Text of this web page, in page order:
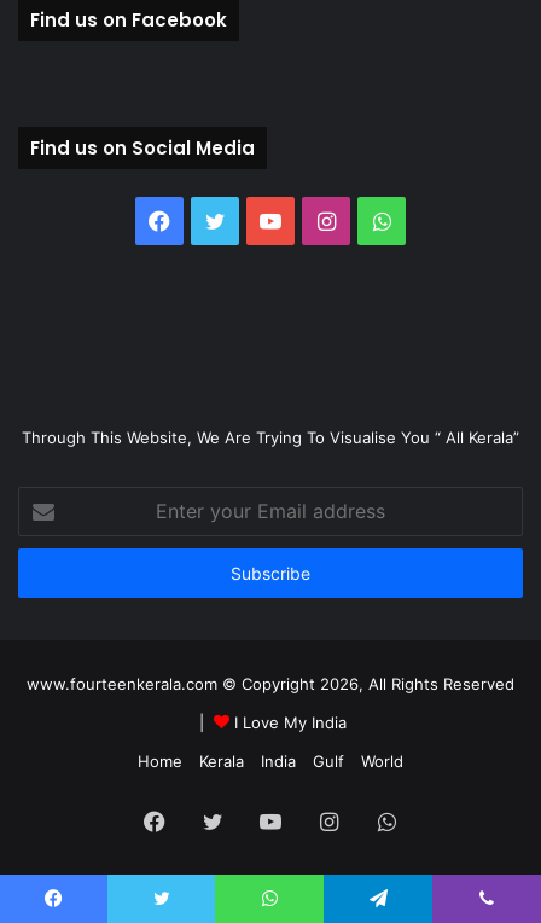
Find us on Facebook
Find us on Social Media
Facebook
TwitterYouTubeInstagramWhatsApp
Through This Website, We Are Trying To Visualise You “ All Kerala”
your
Email
www.fourteenkerala.com © Copyright 2026, All Rights Reserved
I Love My India
Home
Kerala India Gulf World
Facebook
TwitterYouTubeInstagramWhatsApp